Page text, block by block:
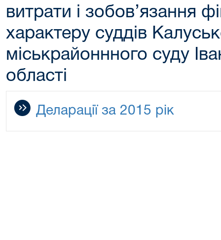
витрати і зобов’язання
характеру суддів
міськрайоннного суду
області
Деларації за 2015 рік